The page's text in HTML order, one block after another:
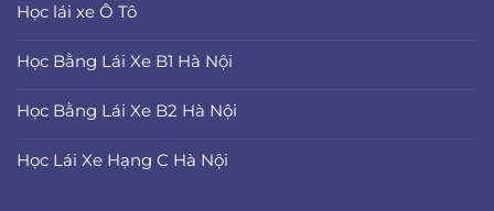
Học lái xe Ô Tô
Học Bằng Lái Xe B1 Hà Nội
Học Bằng Lái Xe B2 Hà Nội
Học Lái Xe Hạng C Hà Nội